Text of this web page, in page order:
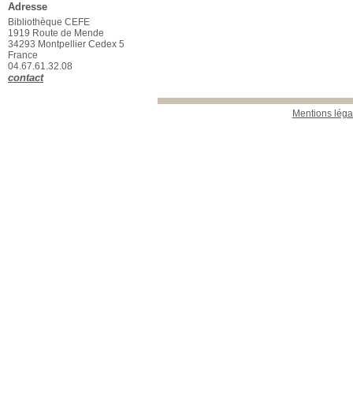
Mentions
Adresse
Bibliothèque CEFE
1919 Route de Mende
34293 Montpellier Cedex 5
France
04.67.61.32.08
contact